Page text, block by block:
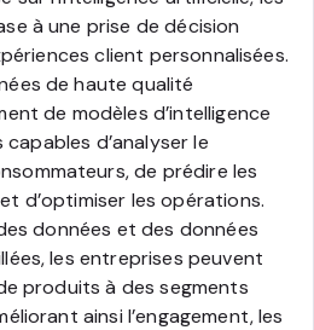
à une prise de décision
client personnalisées.
de haute qualité
de modèles d’intelligence
d’analyser le
de prédire les
d’optimiser les opérations.
données et des données
les entreprises peuvent
produits à des segments
ainsi l’engagement, les